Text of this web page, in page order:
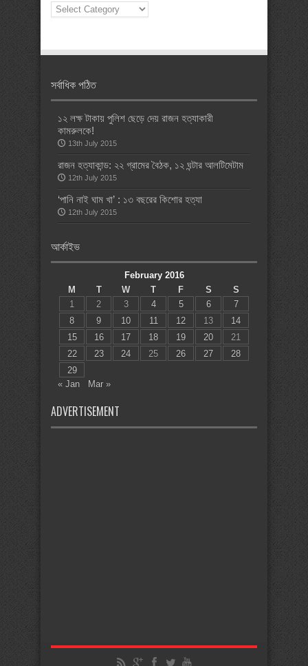
News
Categories
সর্বাধিক পঠিত
১২ লক্ষ টাকায় পুলিশ ছেড়ে দেয় রাজন হত্যাকারী
কামরুলকে!
13th July 2015
রাজন হত্যাকান্ড: ২২ গ্রামের বৈঠক, ১২ ঘন্টার আলটিমেটাম
12th July 2015
‘পানি নাই ঘাম খা’ : ১৩ বছরের কিশোর হত্যা
12th July 2015
আর্কাইভ
February 2016
M
T W T F S
S
1
2 3 4 5 6
7
8
9 10 11 12 13
14
15
16 17 18 19 20
21
22
23 24 25 26 27
28
29
« Jan
Mar »
ADVERTISEMENT